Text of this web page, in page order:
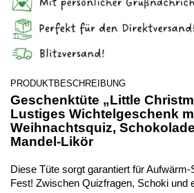
PRODUKTBESCHREIBUNG
Geschenktüte „Little
Lustiges Wichtelgeschenk
Weihnachtsquiz,
Mandel-Likör
Diese Tüte sorgt garantiert für
Fest! Zwischen Quizfragen, Schoki und